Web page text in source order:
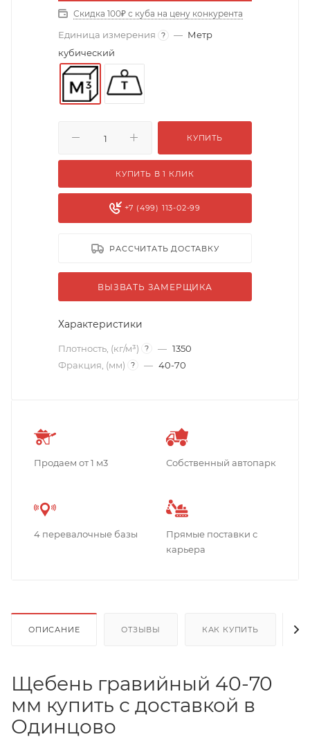
Скидка 100₽ с куба на цену конкурента
Единица измерения ? — Метр
кубический
КУПИТЬ
КУПИТЬ В 1 КЛИК
+7 (499) 113-02-99
РАССЧИТАТЬ ДОСТАВКУ
ВЫЗВАТЬ ЗАМЕРЩИКА
Характеристики
Плотность, (кг/м³) ? — 1350
Фракция, (мм)
? — 40-70
Продаем от 1 м3 Собственный автопарк
4 перевалочные базы
Прямые поставки с
карьера
ОПИСАНИЕ ОТЗЫВЫ КАК КУПИТЬ
Щебень гравийный 40-70
мм купить с доставкой в
Одинцово